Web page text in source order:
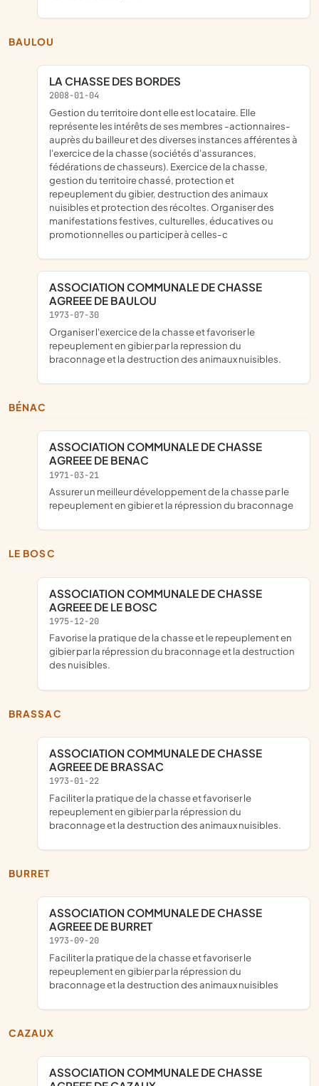
BAULOU
LA CHASSE DES BORDES
2008-01-04
gestion du territoire dont elle est locataire. Elle
représente les intérêts de ses membres -actionnaires-
auprès du bailleur et des diverses instances afférentes à
l'exercice de la chasse (sociétés d'assurances,
fédérations de chasseurs). Exercice de la chasse,
gestion du territoire chassé, protection et
repeuplement du gibier, destruction des animaux
nuisibles et protection des récoltes. Organiser des
manifestations festives, culturelles, éducatives ou
promotionnelles ou participer à celles-c
ASSOCIATION COMMUNALE DE CHASSE
AGREEE DE BAULOU
1973-07-30
organiser l'exercice de la chasse et favoriser le
repeuplement en gibier par la repression du
braconnage et la destruction des animaux nuisibles.
BÉNAC
ASSOCIATION COMMUNALE DE CHASSE
AGREEE DE BENAC
1971-03-21
assurer un meilleur développement de la chasse par le
repeuplement en gibier et la répression du braconnage
LE BOSC
ASSOCIATION COMMUNALE DE CHASSE
AGREEE DE LE BOSC
1975-12-20
favorise la pratique de la chasse et le repeuplement en
gibier par la répression du braconnage et la destruction
des nuisibles.
BRASSAC
ASSOCIATION COMMUNALE DE CHASSE
AGREEE DE BRASSAC
1973-01-22
faciliter la pratique de la chasse et favoriser le
repeuplement en gibier par la répression du
braconnage et la destruction des animaux nuisibles.
BURRET
ASSOCIATION COMMUNALE DE CHASSE
AGREEE DE BURRET
1973-09-20
faciliter la pratique de la chasse et favoriser le
repeuplement en gibier par la répression du
braconnage et la destruction des animaux nuisibles
CAZAUX
ASSOCIATION COMMUNALE DE CHASSE